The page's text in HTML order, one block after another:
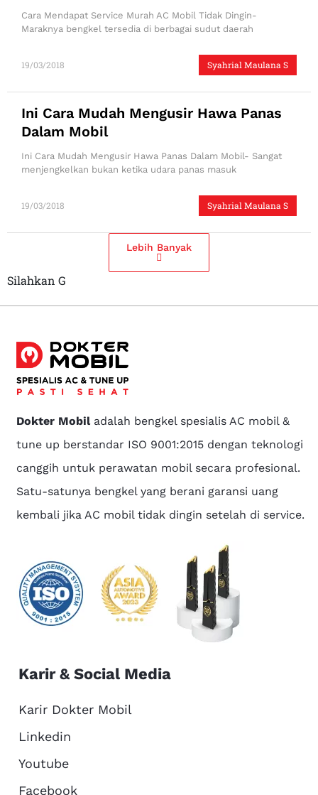
Syahrial Maulana S
19/03/2018
Cara Mendapat Service Murah AC Mobil Tidak Dingin-
Maraknya bengkel tersedia di berbagai sudut daerah
Ini Cara Mudah Mengusir Hawa Panas
Dalam Mobil
Syahrial Maulana S
19/03/2018
Ini Cara Mudah Mengusir Hawa Panas Dalam Mobil- Sangat
menjengkelkan bukan ketika udara panas masuk
Lebih Banyak
Silahkan G
Dokter Mobiladalah bengkel spesialis AC mobil &
tune up berstandar ISO 9001:2015 dengan teknologi
canggih untuk perawatan mobil secara profesional.
Satu-satunya bengkel yang berani garansi uang
kembali jika AC mobil tidak dingin setelah di service.
Karir & Social Media
Karir Dokter Mobil
Linkedin
Youtube
Facebook